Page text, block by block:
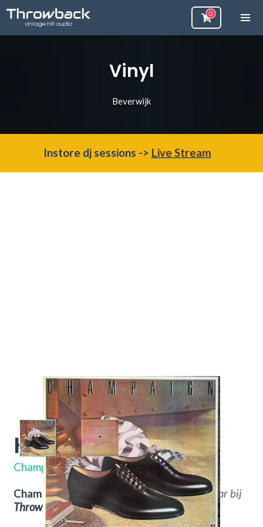
Vinyl
Beverwijk
Instore dj sessions -> Live Stream
How 'Bout Us CBS 84927
Champaign
Champaign – How 'Bout Us. Nu verkrijgbaar bij
ThrowbackVintage Hifi & Vinyl.